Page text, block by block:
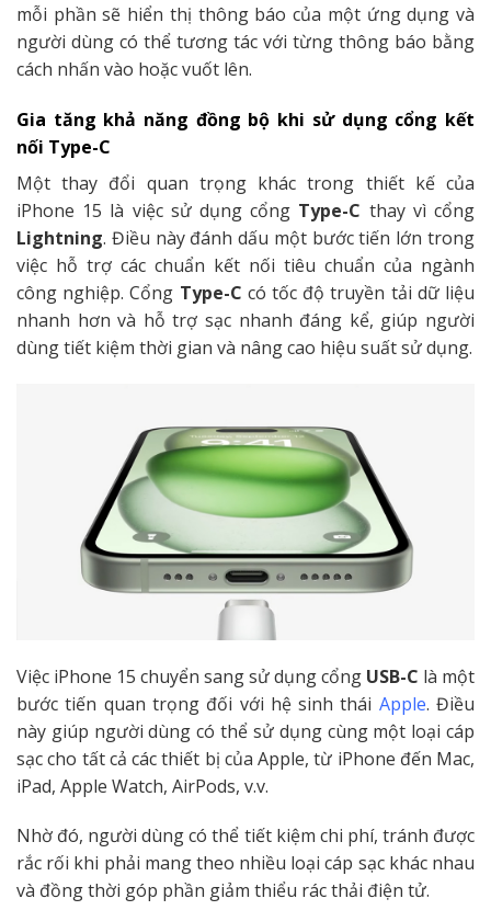
mỗi phần sẽ hiển thị thông báo của một ứng dụng và
người dùng có thể tương tác với từng thông báo bằng
cách nhấn vào hoặc vuốt lên.
Gia tăng khả năng đồng bộ khi sử dụng cổng kết
nối Type-C
Một thay đổi quan trọng khác trong thiết kế của
iPhone 15 là việc sử dụng cổng Type-C thay vì cổng
Lightning. Điều này đánh dấu một bước tiến lớn trong
việc hỗ trợ các chuẩn kết nối tiêu chuẩn của ngành
công nghiệp. Cổng Type-C có tốc độ truyền tải dữ liệu
nhanh hơn và hỗ trợ sạc nhanh đáng kể, giúp người
dùng tiết kiệm thời gian và nâng cao hiệu suất sử dụng.
Việc iPhone 15 chuyển sang sử dụng cổng USB-C là một
bước tiến quan trọng đối với hệ sinh thái Apple. Điều
này giúp người dùng có thể sử dụng cùng một loại cáp
sạc cho tất cả các thiết bị của Apple, từ iPhone đến Mac,
iPad, Apple Watch, AirPods, v.v.
Nhờ đó, người dùng có thể tiết kiệm chi phí, tránh được
rắc rối khi phải mang theo nhiều loại cáp sạc khác nhau
và đồng thời góp phần giảm thiểu rác thải điện tử.